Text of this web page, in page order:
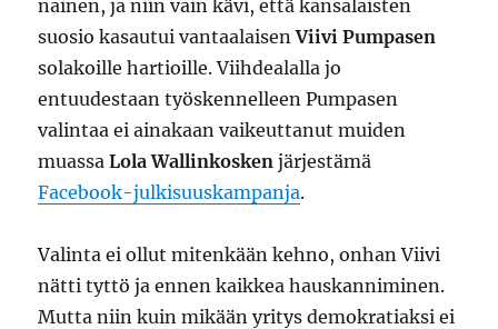
nainen, ja niin vain kävi, että kansalaisten
suosio kasautui vantaalaisenViivi Pumpasen
solakoille hartioille. Viihdealalla jo
entuudestaan työskennelleen Pumpasen
valintaa ei ainakaan vaikeuttanut muiden
muassaLola Wallinkosken järjestämä
Facebook-julkisuuskampanja.
Valinta ei ollut mitenkään kehno, onhan Viivi
nätti tyttö ja ennen kaikkea hauskanniminen.
Mutta niin kuin mikään yritys demokratiaksi ei